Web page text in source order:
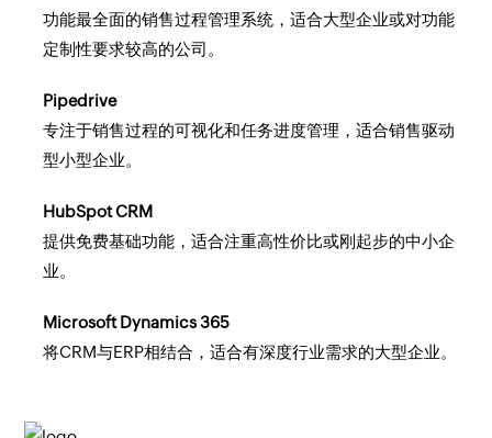
功能最全面的销售过程管理系统，适合大型企业或对功能
定制性要求较高的公司。
Pipedrive
专注于销售过程的可视化和任务进度管理，适合销售驱动
型小型企业。
HubSpot CRM
提供免费基础功能，适合注重高性价比或刚起步的中小企
业。
Microsoft Dynamics 365
将CRM与ERP相结合，适合有深度行业需求的大型企业。